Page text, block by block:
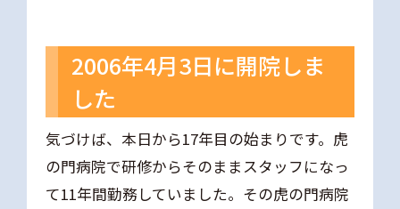
2006年4月3日に開院しま
した
気づけば、本日から17年目の始まりです。虎
の門病院で研修からそのままスタッフになっ
て11年間勤務していました。その虎の門病院